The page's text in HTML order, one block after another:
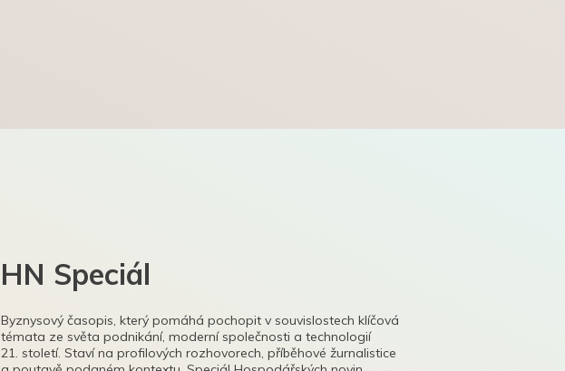
HN Speciál
Byznysový časopis, který pomáhá pochopit v souvislostech klíčová
témata ze světa podnikání, moderní společnosti a technologií
21. století. Staví na profilových rozhovorech, příběhové žurnalistice